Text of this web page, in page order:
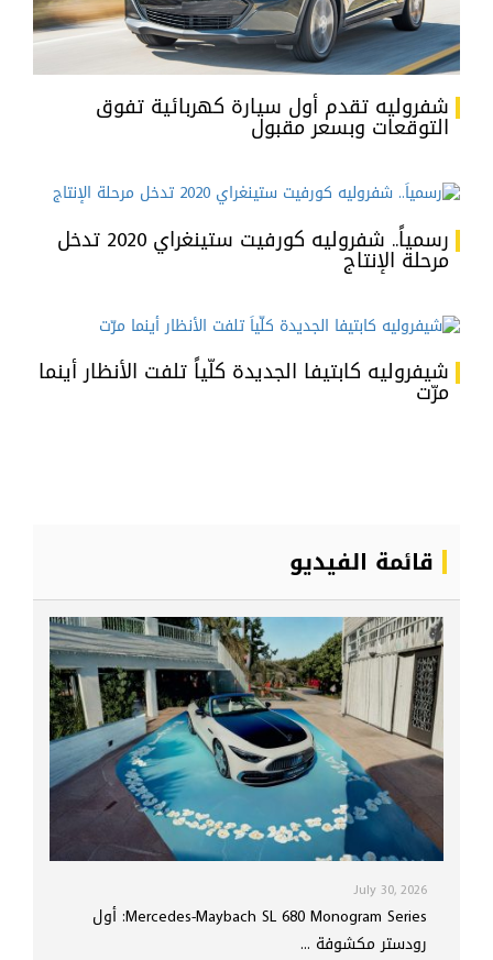
شفروليه تقدم أول سيارة كهربائية تفوق
التوقعات وبسعر مقبول
رسمياً.. شفروليه كورفيت ستينغراي 2020 تدخل
مرحلة الإنتاج
شيفروليه كابتيفا الجديدة كلّياً تلفت الأنظار أينما
مرّت
قائمة الفيديو
July 30, 2026
Mercedes-Maybach SL 680 Monogram Series: أول
رودستر مكشوفة ...